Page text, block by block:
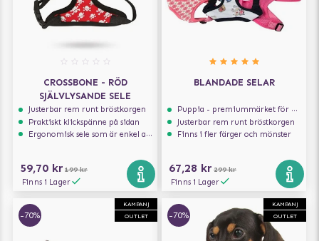
CROSSBONE - RÖD
SJÄLVLYSANDE SELE
Justerbar rem runt bröstkorgen
Praktiskt klickspänne på sidan
Ergonomisk sele som är enkel att ta på och av
59,70 kr 199 kr
Finns i Lager
BLANDADE SELAR
Puppia - premiummärket för hundselar
Justerbar rem runt bröstkorgen
Finns i fler färger och mönster
67,28 kr 299 kr
Finns i Lager
KAMPANJ
OUTLET
-70%
KAMPANJ
OUTLET
-70%